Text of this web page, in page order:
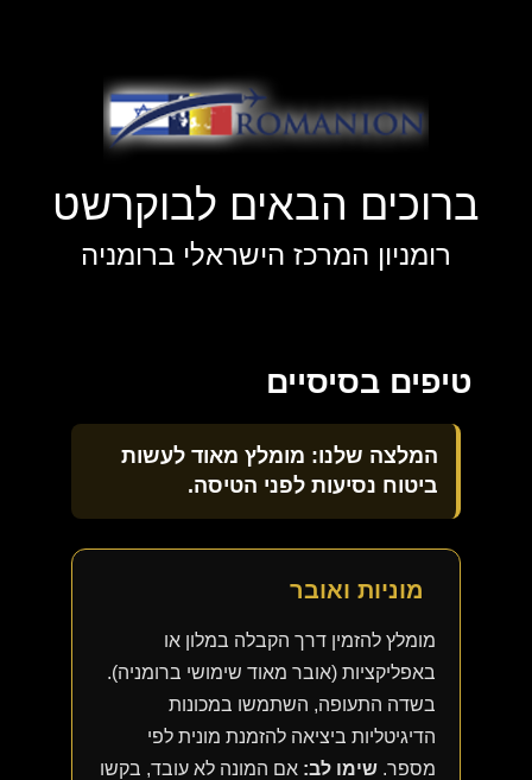
ברוכים הבאים לבוקרשט
רומניון המרכז הישראלי ברומניה
טיפים בסיסיים
המלצה שלנו: מומלץ מאוד לעשות
ביטוח נסיעות לפני הטיסה.
מוניות ואובר
מומלץ להזמין דרך הקבלה במלון או
באפליקציות (אובר מאוד שימושי ברומניה).
בשדה התעופה, השתמשו במכונות
הדיגיטליות ביציאה להזמנת מונית לפי
מספר. שימו לב: אם המונה לא עובד, בקשו